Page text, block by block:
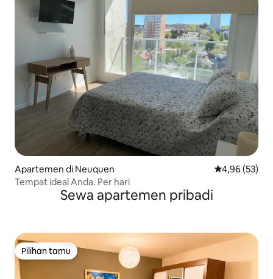
Apartemen di Neuquen Nilai rata-rata
4,96 (53)
Tempat ideal Anda. Per hari
Sewa apartemen pribadi
Pilihan tamu
Pilihan tamu